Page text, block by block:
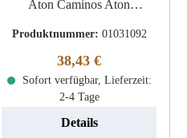
Aton Caminos Aton
Flachdichtung Maße (B/H) 20
mm x 2 mm Länge 2,00 m
selbstklebend
Produktnummer: 01031092
Regulärer Preis:
38,43 €
Sofort verfügbar, Lieferzeit:
2-4 Tage
Details